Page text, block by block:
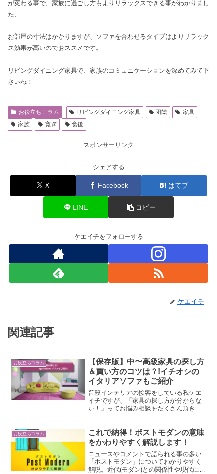
が変わる事で、家族に過ごし方もよりリラックスできる事がわかりまし
た。
お部屋の寸法はかかりますが、ソファを合わせるタイプはよりリラック
ス効果が高いのでおススメです。
リビングダイニング家具で、家族のコミュニケーションを深めてみて下
さいね！
お役立ちコラム リビングダイニング家具 団欒
家具
家族
寛ぎ 食後
スポンサーリンク
シェアする
X Facebook はてブ
LINE コピー
ケエイチをフォローする
ケエイチ
関連記事
お役立ちコラム
【保存版】中〜高級家具の探し方
＆買い方のコツは？!イチオシの
イタリアソファもご紹介
普段インテリアの接客をしている私ケエ
イチですが、「家具の探し方が分からな
い！」ってお悩み相談をたくさん頂きま
シのイタリアブランド「egoitaliano（エ
ゴイタリアーノ）」のソファもご紹介し
ますので、ぜひご覧くださいね。
お役立ちコラム
これで納得！ポストモダンの意味
をかわりやすく解説します！
ニュースやコメントで語られる事の多い
「ポストモダン」についてわかりやすく
解説。近代(モダン)との関係性や現代に至